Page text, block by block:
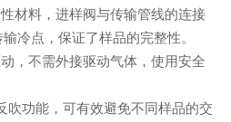
料，进样阀与传输管线的连接
冷点，保证了样品的完整性。
不需外接驱动气体，使用安全
功能，可有效避免不同样品的交